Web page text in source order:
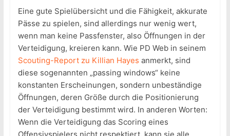
Eine gute Spielübersicht und die Fähigkeit, akkurate
Pässe zu spielen, sind allerdings nur wenig wert,
wenn man keine Passfenster, also Öffnungen in der
Verteidigung, kreieren kann. Wie PD Web in seinem
Scouting-Report zu Killian Hayes anmerkt, sind
diese sogenannten „passing windows“ keine
konstanten Erscheinungen, sondern unbeständige
Öffnungen, deren Größe durch die Positionierung
der Verteidigung bestimmt wird. In anderen Worten:
Wenn die Verteidigung das Scoring eines